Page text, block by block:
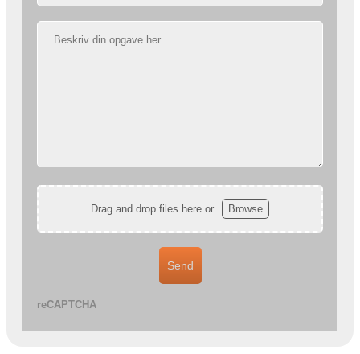
Drag and drop files here or Browse
Send
reCAPTCHA